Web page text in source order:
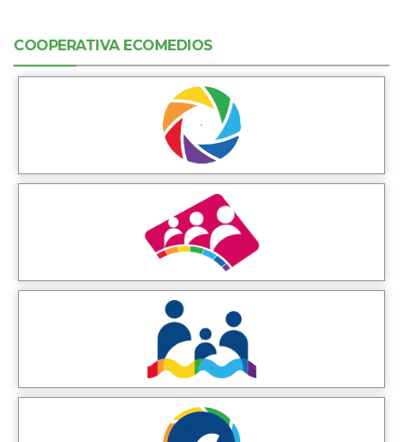
COOPERATIVA ECOMEDIOS